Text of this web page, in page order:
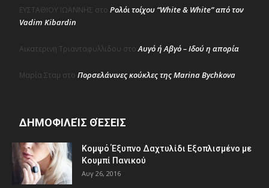
ΕΥΣΤΑΘΙΟΥ ΙΩΑΝΝΗΣ στο Ρολόι τοίχου “White & White” από τον
Vadim Kibardin
Αικατερινη Τριανταφυλλιδου στοΑυγό ή Αβγό – Ιδού η απορία
Μαρία Σταμ στο Πορσελάνινες κούκλες της Marina Bychkova
ΔΗΜΟΦΙΛΕΊΣ ΘΈΣΕΙΣ
Κομψό Έξυπνο Δαχτυλίδι Εξοπλισμένο με
Κουμπί Πανικού
Αυγ 26, 2016